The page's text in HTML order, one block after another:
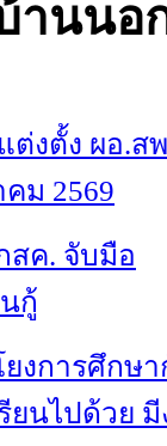
านนอ
งตั้ง ผอ.ส
ม 2569
สค. จับมือ
กู้
ยงการศึกษ
ยนไปด้วย